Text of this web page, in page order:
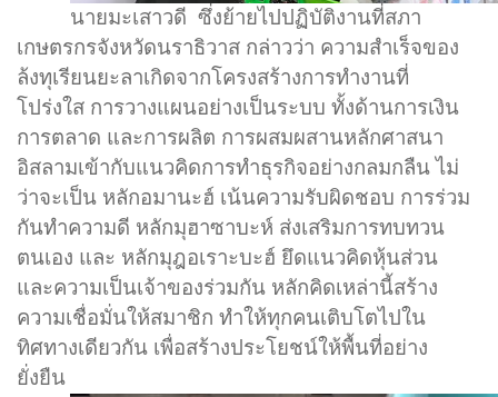
นายมะเสาวดี ซึ่งย้ายไปปฏิบัติงานที่สภา
เกษตรกรจังหวัดนราธิวาส กล่าวว่า ความสำเร็จของ
ล้งทุเรียนยะลาเกิดจากโครงสร้างการทำงานที่
โปร่งใส การวางแผนอย่างเป็นระบบ ทั้งด้านการเงิน
การตลาด และการผลิต การผสมผสานหลักศาสนา
อิสลามเข้ากับแนวคิดการทำธุรกิจอย่างกลมกลืน ไม่
ว่าจะเป็น หลักอมานะฮ์ เน้นความรับผิดชอบ การร่วม
กันทำความดี หลักมุฮาซาบะห์ ส่งเสริมการทบทวน
ตนเอง และ หลักมุฎอเราะบะฮ์ ยึดแนวคิดหุ้นส่วน
และความเป็นเจ้าของร่วมกัน หลักคิดเหล่านี้สร้าง
ความเชื่อมั่นให้สมาชิก ทำให้ทุกคนเติบโตไปใน
ทิศทางเดียวกัน เพื่อสร้างประโยชน์ให้พื้นที่อย่าง
ยั่งยืน